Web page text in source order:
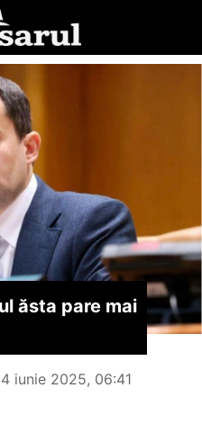
ăsta pare mai
iunie 2025, 06:41